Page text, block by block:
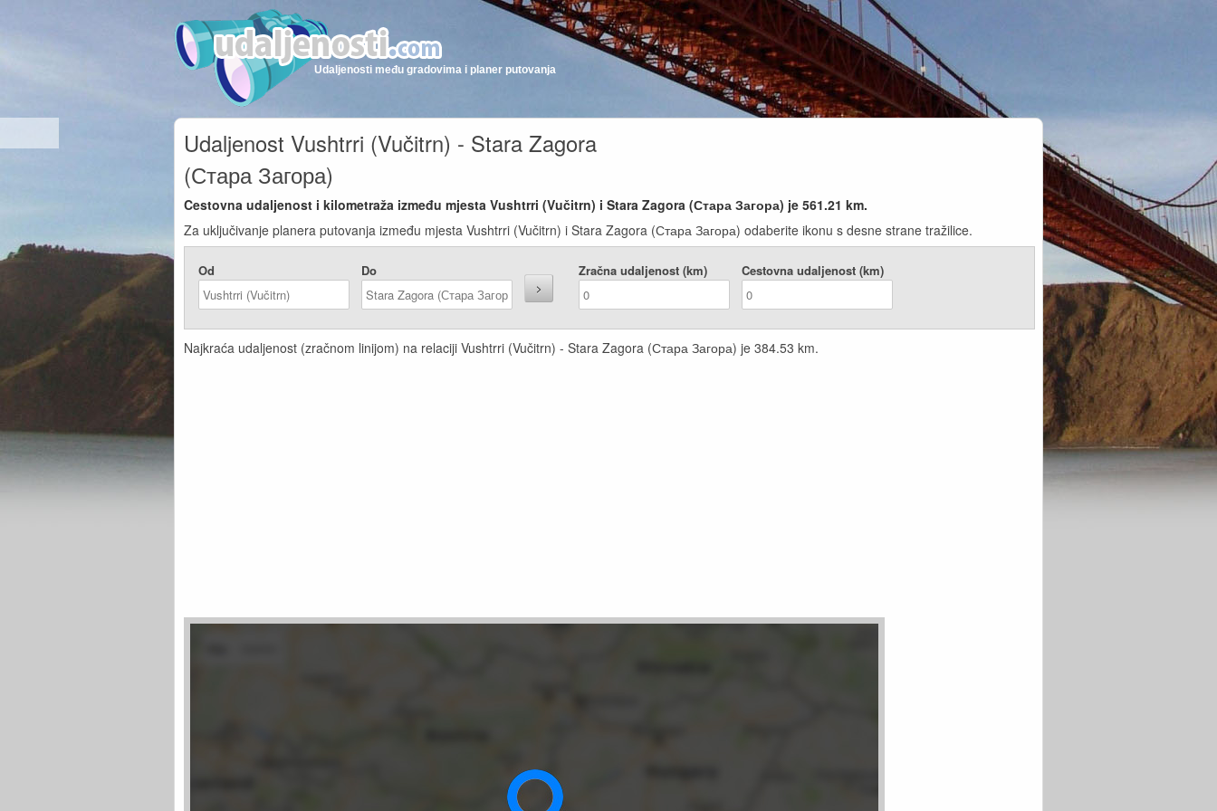
Udaljenosti među gradovima i planer putovanja
Udaljenost Vushtrri (Vučitrn) - Stara Zagora
(Стара Загора)
Cestovna udaljenost i kilometraža između mjesta Vushtrri (Vučitrn) i Stara Zagora (Стара Загора) je 561.21 km.
Za uključivanje planera putovanja između mjesta Vushtrri (Vučitrn) i Stara Zagora (Стара Загора) odaberite ikonu s desne strane tražilice.
Od Do Zračna udaljenost (km) Cestovna udaljenost (km)
Najkraća udaljenost (zračnom linijom) na relaciji Vushtrri (Vučitrn) - Stara Zagora (Стара Загора) je 384.53 km.